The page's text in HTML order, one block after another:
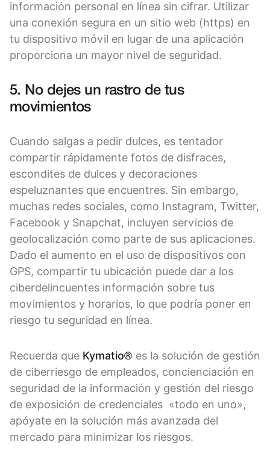
información personal en línea sin cifrar. Utilizar
una conexión segura en un sitio web (https) en
tu dispositivo móvil en lugar de una aplicación
proporciona un mayor nivel de seguridad.
5. No dejes un rastro de tus
movimientos
Cuando salgas a pedir dulces, es tentador
compartir rápidamente fotos de disfraces,
escondites de dulces y decoraciones
espeluznantes que encuentres. Sin embargo,
muchas redes sociales, como Instagram, Twitter,
Facebook y Snapchat, incluyen servicios de
geolocalización como parte de sus aplicaciones.
Dado el aumento en el uso de dispositivos con
GPS, compartir tu ubicación puede dar a los
ciberdelincuentes información sobre tus
movimientos y horarios, lo que podría poner en
riesgo tu seguridad en línea.
Recuerda que Kymatio® es la solución de gestión
de ciberriesgo de empleados, concienciación en
seguridad de la información y gestión del riesgo
de exposición de credenciales «todo en uno»,
apóyate en la solución más avanzada del
mercado para minimizar los riesgos.